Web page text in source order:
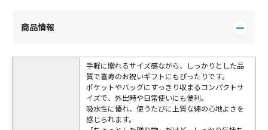
商品情報
手軽に贈れるサイズ感ながら、しっかりとした品
質で喜寿のお祝いギフトにもぴったりです。
ポケットやバッグにすっきり収まるコンパクトサ
イズで、外出時や日常使いにも便利。
吸水性に優れ、使うたびに上質な綿の心地よさを
感じられます。